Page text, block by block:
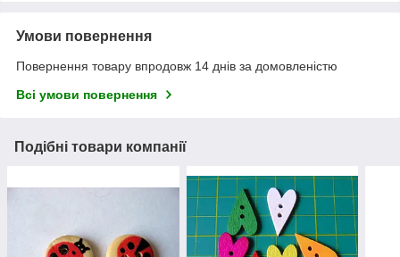
Умови повернення
Повернення товару впродовж 14 днів за домовленістю
Всі умови повернення
Подібні товари компанії